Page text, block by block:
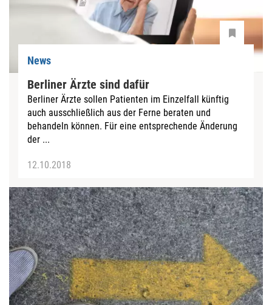
News
Berliner Ärzte sind dafür
Berliner Ärzte sollen Patienten im Einzelfall künftig
auch ausschließlich aus der Ferne beraten und
behandeln können. Für eine entsprechende Änderung
der ...
12.10.2018